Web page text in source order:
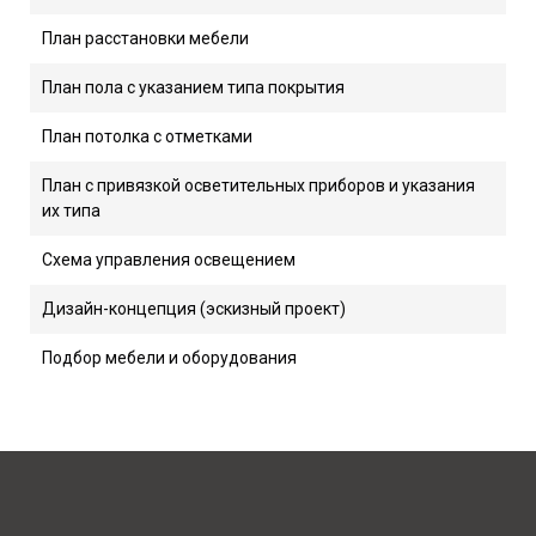
План расстановки мебели
План пола с указанием типа покрытия
План потолка с отметками
План с привязкой осветительных приборов и указания
их типа
Схема управления освещением
Дизайн-концепция (эскизный проект)
Подбор мебели и оборудования